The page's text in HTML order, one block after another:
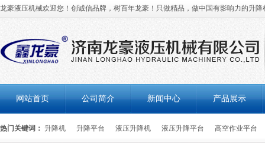
龙豪液压机械欢迎您！创诚信品牌，树百年龙豪！只做精品，做中国有影响力的升
网站首页 公司简介 新闻中心 产品展示
热门关键词： 升降机 升降平台 液压升降机 液压升降平台 高空作业平台